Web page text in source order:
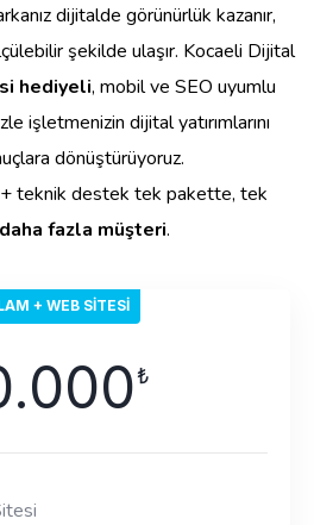
dijitalde görünürlük kazanır,
şekilde ulaşır. Kocaeli Dijital
hediyeli, mobil ve SEO uyumlu
işletmenizin dijital yatırımlarını
dönüştürüyoruz.
teknik destek tek pakette, tek
daha fazla müşteri.
+ WEB SITESI
₺